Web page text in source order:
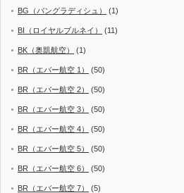
BG（バングラディシュ） (1)
BI（ロイヤルブルネイ） (11)
BK（奥凱航空） (1)
BR（エバー航空 1） (50)
BR（エバー航空 2） (50)
BR（エバー航空 3） (50)
BR（エバー航空 4） (50)
BR（エバー航空 5） (50)
BR（エバー航空 6） (50)
BR（エバー航空 7） (5)